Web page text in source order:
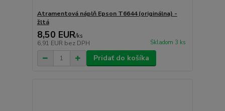
Atramentová náplň Epson T6644 (originálna) -
žltá
8,50 EUR/ks
6,91 EUR bez DPH Skladom 3 ks
Pridať do košíka